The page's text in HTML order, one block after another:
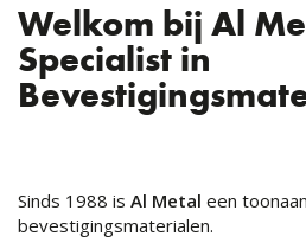
Welkom bij Al
Specialist in
Sinds 1988 is Al Metal een
bevestigingsmaterialen.